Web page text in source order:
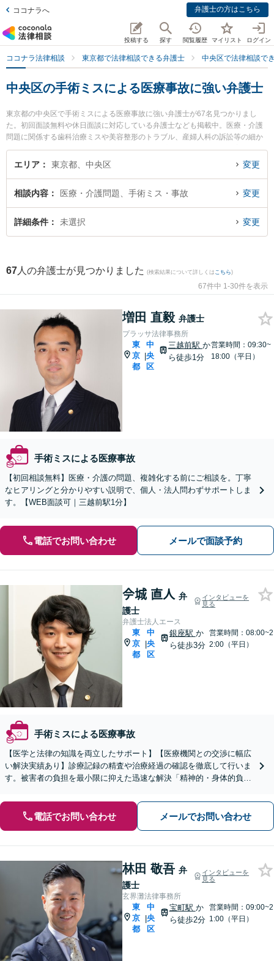
ココナラへ 弁護士の方はこちら
投稿する 探す 閲覧履歴 マイリスト ログイン
ココナラ法律相談 東京都で法律相談できる弁護士 中央区で法律相談で
中央区の手術ミスによる医療事故に強い弁護士
東京都の中央区で手術ミスによる医療事故に強い弁護士が67名見つかりまし
た。初回面談無料や休日面談に対応している弁護士なども掲載中。医療・介護
問題に関係する歯科治療ミスや美容整形のトラブル、産婦人科の訴訟等の細か
な分野での絞り込み検索もでき便利です。特にプラッサ法律事務所の増田 直毅
弁護士や弁護士法人エースの𫝆城 直人弁護士、玄界灘法律事務所の林田 敬吾弁
士に相談したい』『手術ミスによる医療事故のトラブル解決の実績豊富な近く
の弁護士を検索したい』『初回相談無料で手術ミスによる医療事故を法律相談
できる中央区内の弁護士に相談予約したい』などでお困りの相談者さんにおす
エリア 東京都、中央区 変更
相談内容 医療・介護問題、手術ミス・事故 変更
詳細条件 未選択 変更
67 人の弁護士が見つかりました (検索結果について詳しくは こちら)
67件中 1-30件を表示
増田 直毅 弁護士
プラッサ法律事務所
東
京
都
|
中
央
区
三越前駅 か
ら徒歩1分
営業時間：09:30~
18:00（平日）
手術ミスによる医療事故
【初回相談無料】医療・介護の問題、複雑化する前にご相談を。丁寧
なヒアリングと分かりやすい説明で、個人・法人問わずサポートしま
す。【WEB面談可｜三越前駅1分】
電話でお問い合わせ メールで面談予約
𫝆城 直人 弁
護士
インタビューを
見る
弁護士法人エース
東
京
都
|
中
央
区
銀座駅 か
ら徒歩3分
営業時間：08:00~2
2:00（平日）
手術ミスによる医療事故
【医学と法律の知識を両立したサポート】【医療機関との交渉に幅広
い解決実績あり】診療記録の精査や治療経過の確認を徹底して行いま
す。被害者の負担を最小限に抑えた迅速な解決「精神的・身体的負担
電話でお問い合わせ メールでお問い合わせ
林田 敬吾 弁
護士
インタビューを
見る
玄界灘法律事務所
東
京
都
|
中
央
区
宝町駅 か
ら徒歩2分
営業時間：09:00~2
1:00（平日）